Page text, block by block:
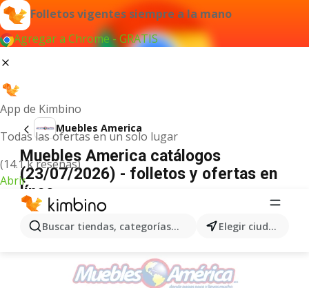
Folletos vigentes siempre a la mano
Agregar a Chrome - GRATIS
App de Kimbino
Todas las ofertas en un solo lugar
(14.1 k reseñas)
Abrir
Buscar tiendas, categorías, productos... Elegir ciudad
Muebles America
Muebles America catálogos
(23/07/2026) - folletos y ofertas en
línea